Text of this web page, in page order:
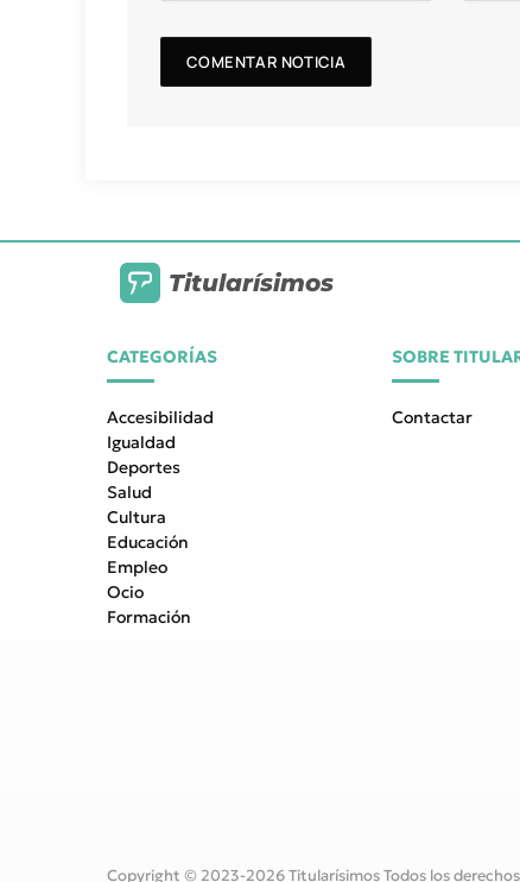
Titularísimos
CATEGORÍAS
Accesibilidad
Igualdad
Deportes
Salud
Cultura
Educación
Empleo
Ocio
Formación
SOBRE
Contactar
Copyright © 2023-2026 Titularísimos Todos los